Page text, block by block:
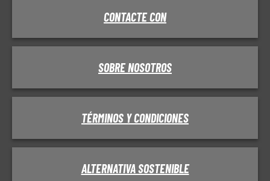
CONTACTE CON
SOBRE NOSOTROS
TÉRMINOS Y CONDICIONES
ALTERNATIVA SOSTENIBLE